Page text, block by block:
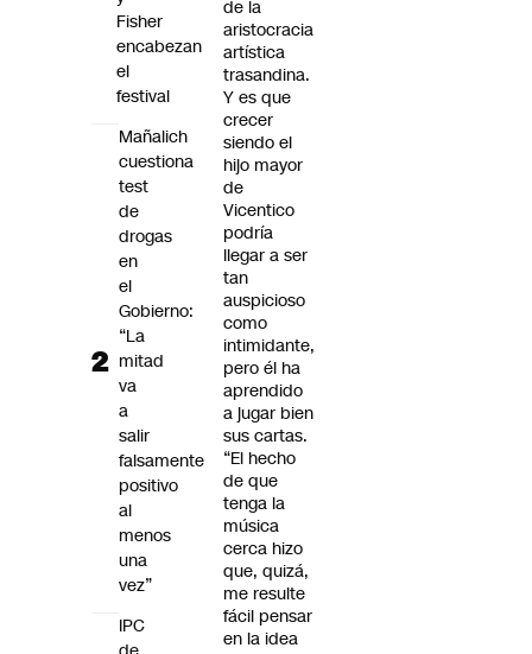
de la
aristocracia
artística
trasandina.
Y es que
crecer
siendo el
hijo mayor
de
Vicentico
podría
llegar a ser
tan
auspicioso
como
intimidante,
pero él ha
aprendido
a jugar bien
sus cartas.
“El hecho
de que
tenga la
música
cerca hizo
que, quizá,
me resulte
fácil pensar
en la idea
Fisher
encabezan
el
festival
Mañalich
cuestiona
test
de
drogas
en
el
Gobierno:
“La
mitad
va
a
salir
falsamente
positivo
al
menos
una
vez”
IPC